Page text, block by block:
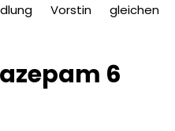
Vorstin gleichen
6